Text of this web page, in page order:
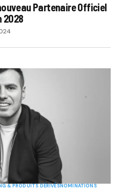
Partenaire Officiel
2028
& PRODUITS DÉRIVÉSNOMINATIONS